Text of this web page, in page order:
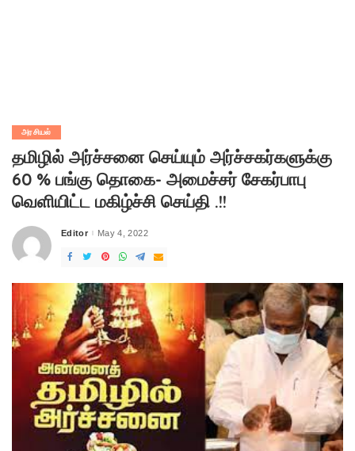
அரசியல்
தமிழில் அர்ச்சனை செய்யும் அர்ச்சகர்களுக்கு
60 % பங்கு தொகை- அமைச்சர் சேகர்பாபு
வெளியிட்ட மகிழ்ச்சி செய்தி .!!
Posted
Editor May 4, 2022